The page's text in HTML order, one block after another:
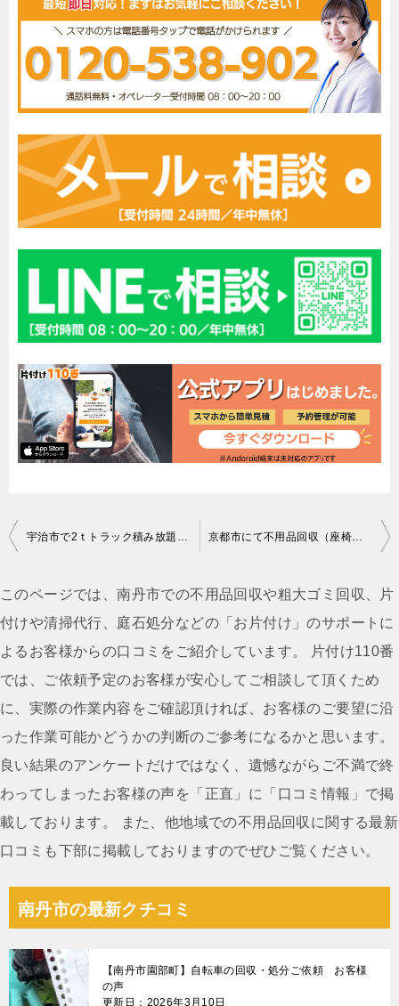
投
ナ
ビ
ゲ
ー
シ
ョ
ン
宇治市で2ｔトラック積み放題パックで回収のご依頼 お客様の声 京都市にて不用品回収（座椅子、その他微調整）のご依頼 井上様の声
このページでは、南丹市での不用品回収や粗大ゴミ回収、片
付けや清掃代行、庭石処分などの「お片付け」のサポートに
よるお客様からの口コミをご紹介しています。 片付け110番
では、ご依頼予定のお客様が安心してご相談して頂くため
に、実際の作業内容をご確認頂ければ、お客様のご要望に沿
った作業可能かどうかの判断のご参考になるかと思います。
良い結果のアンケートだけではなく、遺憾ながらご不満で終
わってしまったお客様の声を「正直」に「口コミ情報」で掲
載しております。 また、他地域での不用品回収に関する最新
口コミも下部に掲載しておりますのでぜひご覧ください。
南丹市の最新クチコミ
【南丹市園部町】自転車の回収・処分ご依頼 お客様
の声
更新日：2026年3月10日